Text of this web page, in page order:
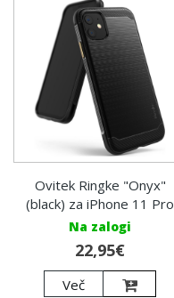
Ovitek Ringke "Onyx"
(black) za iPhone 11 Pro
Na zalogi
22,95€
Več